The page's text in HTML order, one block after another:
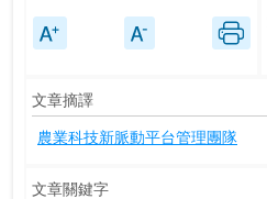
文章摘譯
農業科技新脈動平台管理團隊
文章關鍵字